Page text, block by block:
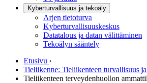
Kyberturvallisuus ja tekoäly
Arjen tietoturva
Kyberturvallisuuskeskus
Datatalous ja datan välittäminen
Tekoälyn sääntely
Etusivu ›
Tieliikenne: Tieliikenteen turvallisuus
Tieliikenteen terveydenhuollon